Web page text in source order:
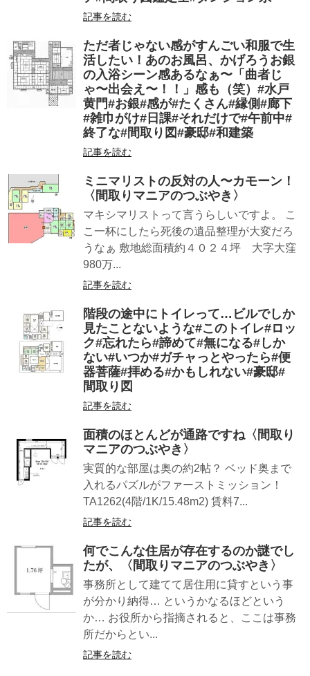
記事を読む
ただ者じゃない感がすんごい和服で生
活したい！あのお風呂、かげろうお銀
の入浴シーン感あるなぁ〜「曲者じ
ゃ〜出会え〜！！」感も（笑）#水戸
黄門#お銀#感が#たくさん#縁側#廊下
#雑巾がけ#日課#それだけで#午前中#
終了な#間取り図#豪邸#和建築
記事を読む
ミニマリストの反対の人〜カモーン！
〈間取りマニアのつぶやき〉
マキシマリストって言うらしいですよ。 こ
こ一杯にしたら死後の遺品整理が大変だろ
うなぁ 敷地総面積約４０２４坪 大字大窪
980万...
記事を読む
階段の途中にトイレって…ビルでしか
見たことないような#このトイレ#ロッ
ク#忘れたら#諦めて#無になる#しか
ない#いつか#ガチャっとやったら#便
器菩薩#拝める#かもしれない#豪邸#
間取り図
記事を読む
面積のほとんどが通路ですね〈間取り
マニアのつぶやき〉
実質的な部屋は奥の約2帖？ ベッド奥まで
入れるパズルがファーストミッション！
TA1262(4階/1K/15.48m2) 賃料7...
記事を読む
何でこんな住居が存在するのか謎でし
たが、〈間取りマニアのつぶやき〉
事務所として建てて居住用に貸すという事
が分かり納得… というかなるほどという
か… お役所から指摘されると、ここは事務
所だからとい...
記事を読む